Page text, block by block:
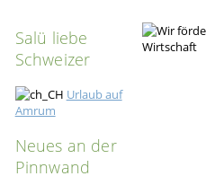
Salü liebe
Schweizer
Urlaub auf
Amrum
Neues an der
Pinnwand